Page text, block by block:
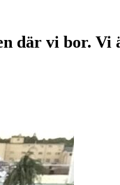
där vi bor. Vi